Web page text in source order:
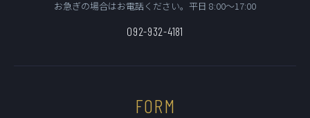
お急ぎの場合はお電話ください。平日 8:00〜17:00
092-932-4181
FORM